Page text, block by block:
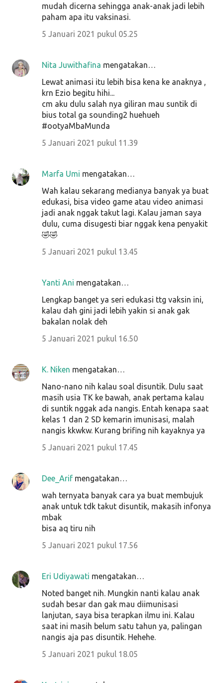
mudah dicerna sehingga anak-anak jadi lebih
paham apa itu vaksinasi.
5 Januari 2021 pukul 05.25
Nita Juwithafina mengatakan…
Lewat animasi itu lebih bisa kena ke anaknya ,
krn Ezio begitu hihi...
cm aku dulu salah nya giliran mau suntik di
bius total ga sounding2 huehueh
#ootyaMbaMunda
5 Januari 2021 pukul 11.39
Marfa Umi mengatakan…
Wah kalau sekarang medianya banyak ya buat
edukasi, bisa video game atau video animasi
jadi anak nggak takut lagi. Kalau jaman saya
dulu, cuma disugesti biar nggak kena penyakit
🤣🤣
5 Januari 2021 pukul 13.45
Yanti Ani mengatakan…
Lengkap banget ya seri edukasi ttg vaksin ini,
kalau dah gini jadi lebih yakin si anak gak
bakalan nolak deh
5 Januari 2021 pukul 16.50
K. Niken mengatakan…
Nano-nano nih kalau soal disuntik. Dulu saat
masih usia TK ke bawah, anak pertama kalau
di suntik nggak ada nangis. Entah kenapa saat
kelas 1 dan 2 SD kemarin imunisasi, malah
nangis kkwkw. Kurang brifing nih kayaknya ya
5 Januari 2021 pukul 17.45
Dee_Arif mengatakan…
wah ternyata banyak cara ya buat membujuk
anak untuk tdk takut disuntik, makasih infonya
mbak
bisa aq tiru nih
5 Januari 2021 pukul 17.56
Eri Udiyawati mengatakan…
Noted banget nih. Mungkin nanti kalau anak
sudah besar dan gak mau diimunisasi
lanjutan, saya bisa terapkan ilmu ini. Kalau
saat ini masih belum satu tahun ya, palingan
nangis aja pas disuntik. Hehehe.
5 Januari 2021 pukul 18.05